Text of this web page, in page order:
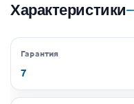
Характеристики
Гарантия
7